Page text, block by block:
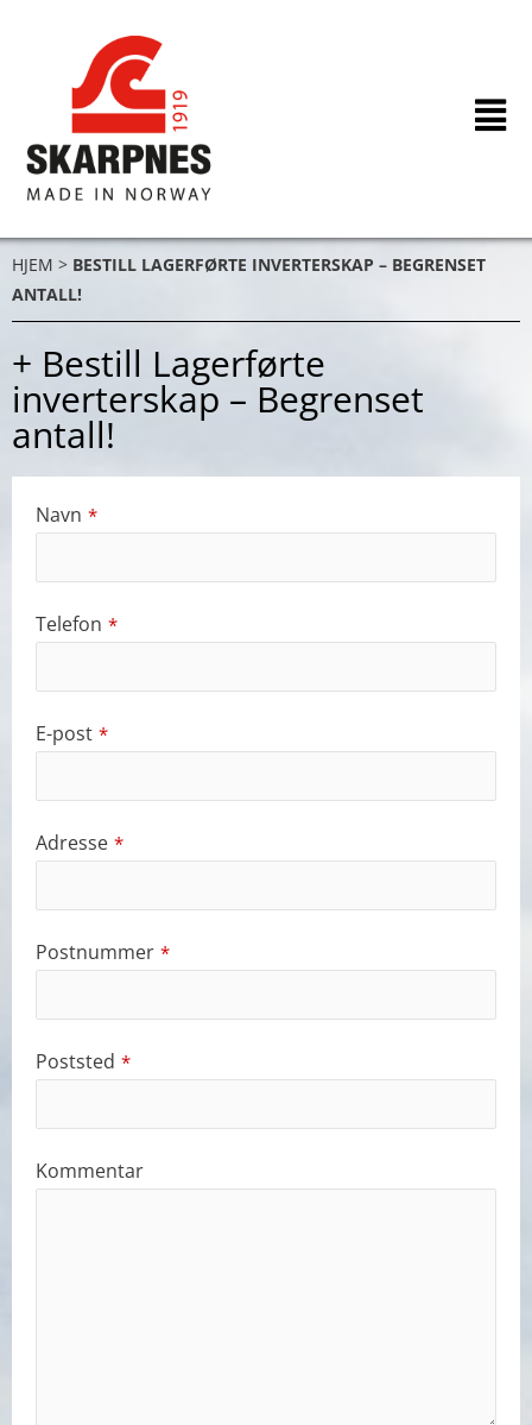
innholdet
HJEM > BESTILL LAGERFØRTE INVERTERSKAP – BEGRENSET
ANTALL!
+ Bestill Lagerførte
inverterskap – Begrenset
antall!
Navn *
Telefon *
E-post *
Adresse *
Postnummer *
Poststed *
Kommentar